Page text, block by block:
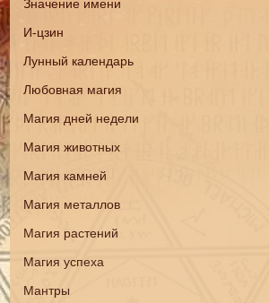
Значение имени
И-цзин
Лунный календарь
Любовная магия
Магия дней недели
Магия животных
Магия камней
Магия металлов
Магия растений
Магия успеха
Мантры